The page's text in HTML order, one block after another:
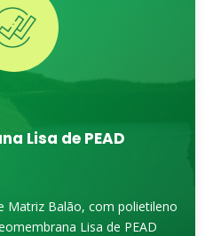
Lisa de PEAD
Matriz Balão, com polietileno
Lisa de PEAD